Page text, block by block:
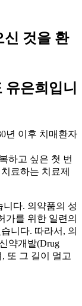
신 것을 환
은희입니
년 이후 치매환자
하고 싶은 첫 번
료하는 치료제
니다. 의약품의 성
가를 위한 일련의
니다. 따라서, 의
약개발(Drug
또 그 길이 멀고